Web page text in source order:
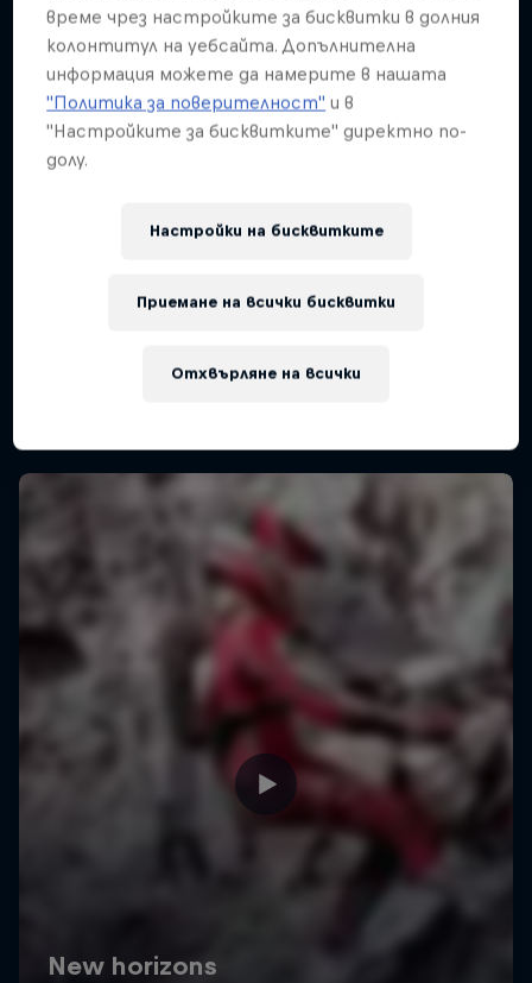
ADAC MX Masters – Gaildorf
Gaildorf, Germany
време чрез настройките за бисквитки в долния
колонтитул на уебсайта. Допълнителна
информация можете да намерите в нашата
"Политика за поверителност" и в
"Настройките за бисквитките" директно по-
долу.
Настройки на бисквитките
Отхвърляне на всички
Приемане на всички бисквитки